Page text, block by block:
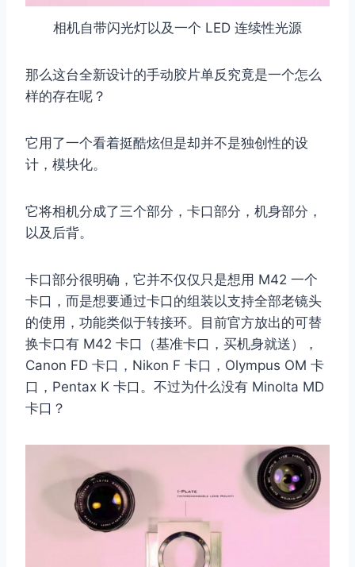
相机自带闪光灯以及一个 LED 连续性光源
那么这台全新设计的手动胶片单反究竟是一个怎么
样的存在呢？
它用了一个看着挺酷炫但是却并不是独创性的设
计，模块化。
它将相机分成了三个部分，卡口部分，机身部分，
以及后背。
卡口部分很明确，它并不仅仅只是想用 M42 一个
卡口，而是想要通过卡口的组装以支持全部老镜头
的使用，功能类似于转接环。目前官方放出的可替
换卡口有 M42 卡口（基准卡口，买机身就送），
Canon FD 卡口，Nikon F 卡口，Olympus OM 卡
口，Pentax K 卡口。不过为什么没有 Minolta MD
卡口？